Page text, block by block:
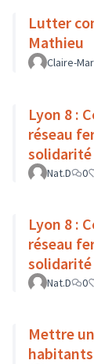
Lutter
Mathieu
Claire-
Lyon 8 :
réseau
solidarité
Nat.D 0
Lyon 8 :
réseau
solidarité
Nat.D 0
Mettre